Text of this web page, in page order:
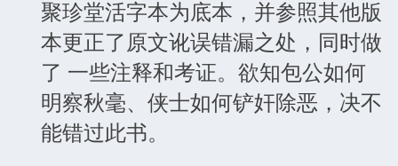
聚珍堂活字本为底本，并参照其他版
本更正了原文讹误错漏之处，同时做
了 一些注释和考证。欲知包公如何
明察秋毫、侠士如何铲奸除恶，决不
能错过此书。